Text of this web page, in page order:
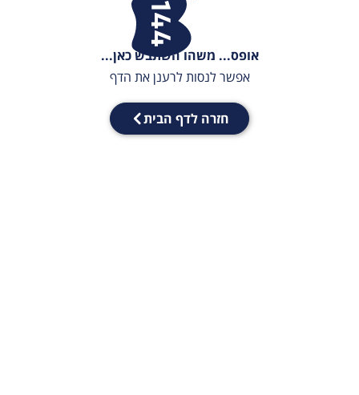
אופס... משהו השתבש כאן...
אפשר לנסות לרענן את הדף
חזרה לדף הבית